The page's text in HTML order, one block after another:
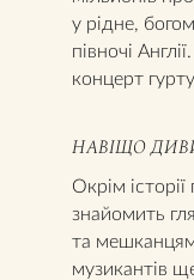
у рідне,
півночі
концерт
НАВІЩО
Окрім
знайомить
та
музикантів